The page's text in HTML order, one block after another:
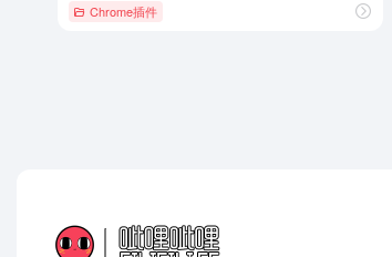
Chrome插件